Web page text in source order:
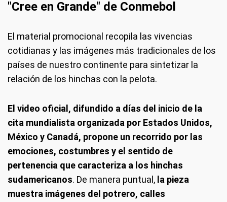
"Cree en Grande" de Conmebol
El material promocional recopila las vivencias
cotidianas y las imágenes más tradicionales de los
países de nuestro continente para sintetizar la
relación de los hinchas con la pelota.
El video oficial, difundido a días del inicio de la
cita mundialista organizada por Estados Unidos,
México y Canadá, propone un recorrido por las
emociones, costumbres y el sentido de
pertenencia que caracteriza a los hinchas
sudamericanos. De manera puntual, la pieza
muestra imágenes del potrero, calles